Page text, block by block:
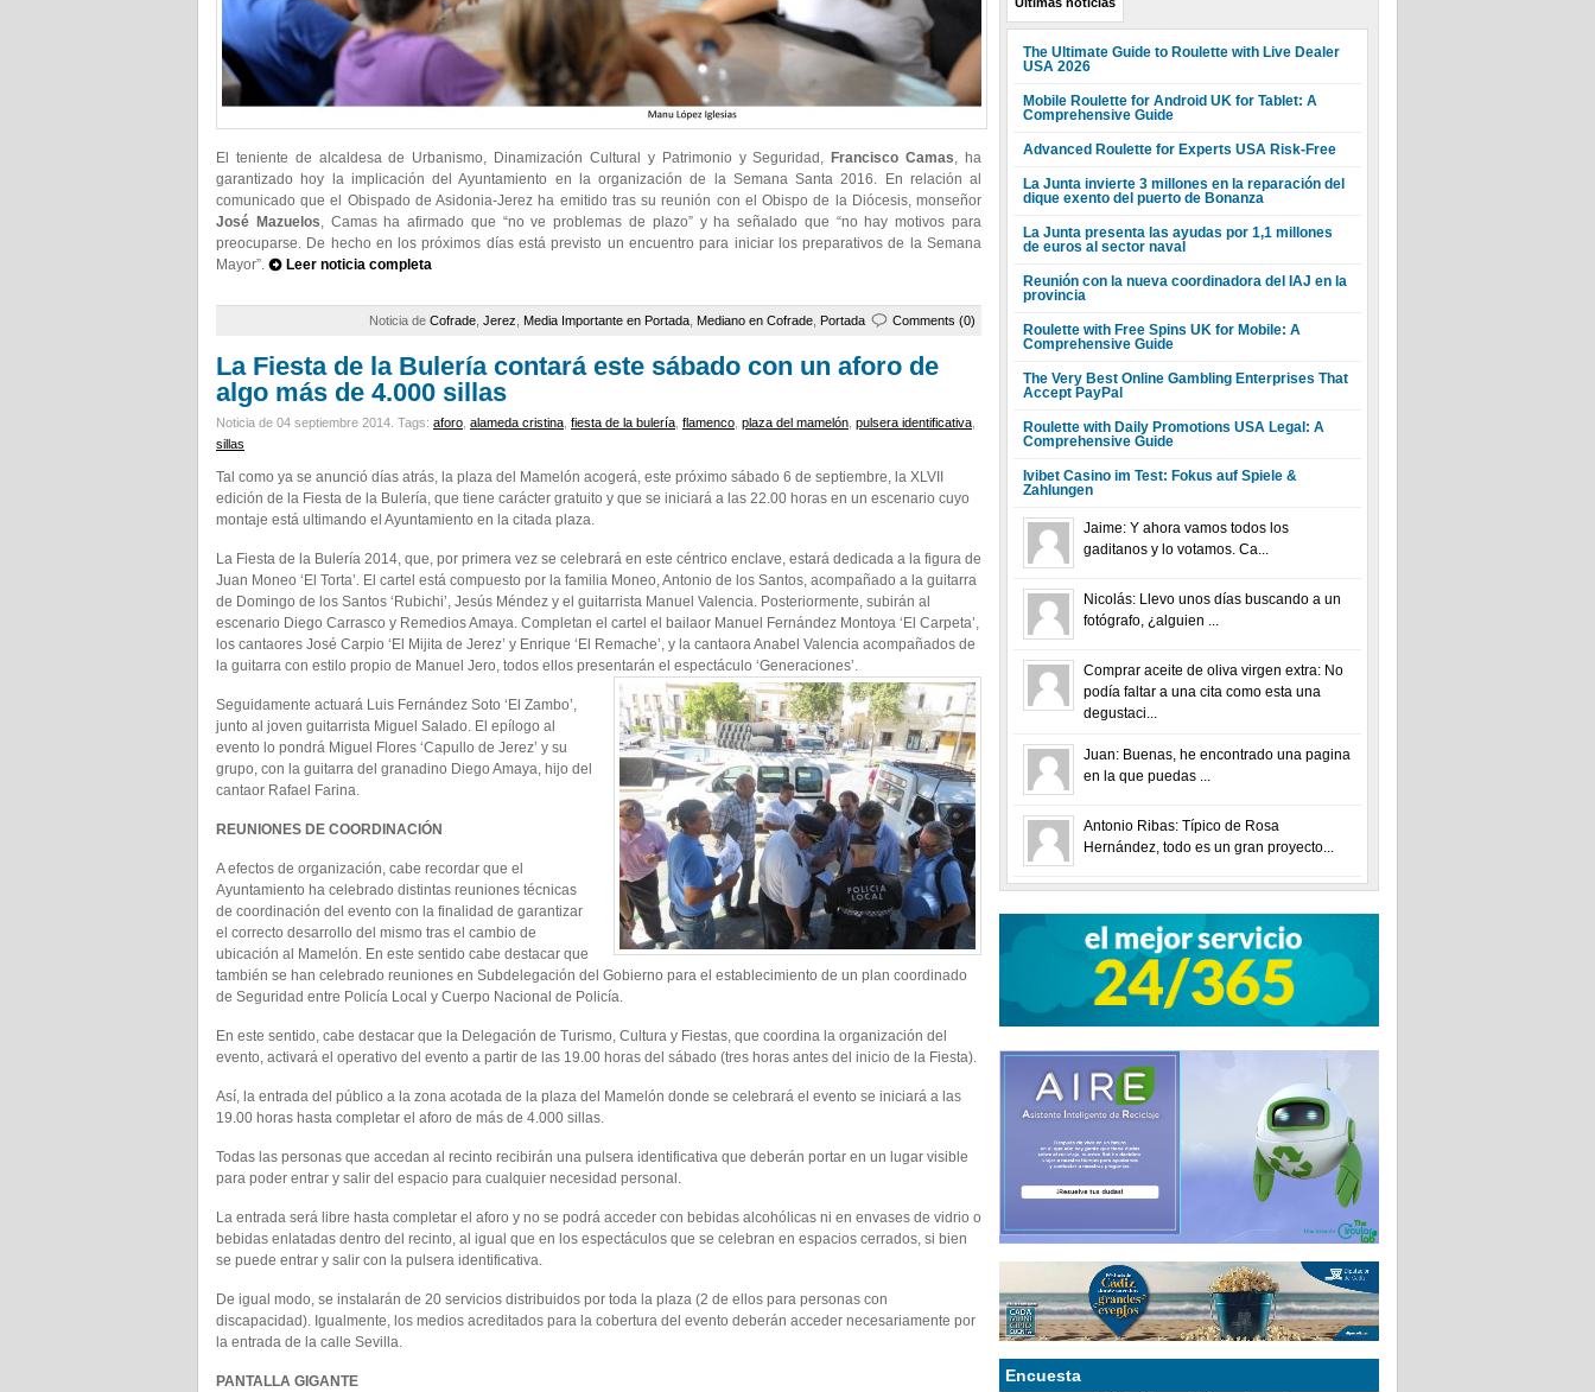
El teniente de alcaldesa de Urbanismo, Dinamización Cultural y Patrimonio y Seguridad, Francisco Camas, ha
garantizado hoy la implicación del Ayuntamiento en la organización de la Semana Santa 2016. En relación al
comunicado que el Obispado de Asidonia-Jerez ha emitido tras su reunión con el Obispo de la Diócesis, monseñor
José Mazuelos, Camas ha afirmado que “no ve problemas de plazo” y ha señalado que “no hay motivos para
preocuparse. De hecho en los próximos días está previsto un encuentro para iniciar los preparativos de la Semana
Mayor”.
Leer noticia completa
Noticia de Cofrade Jerez Media Importante en Portada Mediano en Cofrade Portada Comments (0)
La Fiesta de la Bulería contará este sábado con un aforo de
algo más de 4.000 sillas
Noticia de 04 septiembre 2014. Tags: aforo alameda cristina fiesta de la bulería flamenco plaza del mamelón pulsera identificativa
sillas
Tal como ya se anunció días atrás, la plaza del Mamelón acogerá, este próximo sábado 6 de septiembre, la XLVII
edición de la Fiesta de la Bulería, que tiene carácter gratuito y que se iniciará a las 22.00 horas en un escenario cuyo
montaje está ultimando el Ayuntamiento en la citada plaza.
La Fiesta de la Bulería 2014, que, por primera vez se celebrará en este céntrico enclave, estará dedicada a la figura de
Juan Moneo ‘El Torta’. El cartel está compuesto por la familia Moneo, Antonio de los Santos, acompañado a la guitarra
de Domingo de los Santos ‘Rubichi’, Jesús Méndez y el guitarrista Manuel Valencia. Posteriormente, subirán al
escenario Diego Carrasco y Remedios Amaya. Completan el cartel el bailaor Manuel Fernández Montoya ‘El Carpeta’,
los cantaores José Carpio ‘El Mijita de Jerez’ y Enrique ‘El Remache’, y la cantaora Anabel Valencia acompañados de
la guitarra con estilo propio de Manuel Jero, todos ellos presentarán el espectáculo ‘Generaciones’.
Seguidamente actuará Luis Fernández Soto ‘El Zambo’,
junto al joven guitarrista Miguel Salado. El epílogo al
evento lo pondrá Miguel Flores ‘Capullo de Jerez’ y su
grupo, con la guitarra del granadino Diego Amaya, hijo del
cantaor Rafael Farina.
REUNIONES DE COORDINACIÓN
A efectos de organización, cabe recordar que el
Ayuntamiento ha celebrado distintas reuniones técnicas
de coordinación del evento con la finalidad de garantizar
el correcto desarrollo del mismo tras el cambio de
ubicación al Mamelón. En este sentido cabe destacar que
también se han celebrado reuniones en Subdelegación del Gobierno para el establecimiento de un plan coordinado
de Seguridad entre Policía Local y Cuerpo Nacional de Policía.
En este sentido, cabe destacar que la Delegación de Turismo, Cultura y Fiestas, que coordina la organización del
evento, activará el operativo del evento a partir de las 19.00 horas del sábado (tres horas antes del inicio de la Fiesta).
Así, la entrada del público a la zona acotada de la plaza del Mamelón donde se celebrará el evento se iniciará a las
19.00 horas hasta completar el aforo de más de 4.000 sillas.
Todas las personas que accedan al recinto recibirán una pulsera identificativa que deberán portar en un lugar visible
para poder entrar y salir del espacio para cualquier necesidad personal.
La entrada será libre hasta completar el aforo y no se podrá acceder con bebidas alcohólicas ni en envases de vidrio o
bebidas enlatadas dentro del recinto, al igual que en los espectáculos que se celebran en espacios cerrados, si bien
se puede entrar y salir con la pulsera identificativa.
De igual modo, se instalarán de 20 servicios distribuidos por toda la plaza (2 de ellos para personas con
discapacidad). Igualmente, los medios acreditados para la cobertura del evento deberán acceder necesariamente por
la entrada de la calle Sevilla.
PANTALLA GIGANTE
The Ultimate Guide to Roulette with Live Dealer
USA 2026
Mobile Roulette for Android UK for Tablet: A
Comprehensive Guide
Advanced Roulette for Experts USA Risk-Free
La Junta invierte 3 millones en la reparación del
dique exento del puerto de Bonanza
La Junta presenta las ayudas por 1,1 millones
de euros al sector naval
Reunión con la nueva coordinadora del IAJ en la
provincia
Roulette with Free Spins UK for Mobile: A
Comprehensive Guide
The Very Best Online Gambling Enterprises That
Accept PayPal
Roulette with Daily Promotions USA Legal: A
Comprehensive Guide
Ivibet Casino im Test: Fokus auf Spiele &
Zahlungen
Jaime: Y ahora vamos todos los
gaditanos y lo votamos. Ca...
Nicolás: Llevo unos días buscando a un
fotógrafo, ¿alguien ...
Comprar aceite de oliva virgen extra: No
podía faltar a una cita como esta una
degustaci...
Juan: Buenas, he encontrado una pagina
en la que puedas ...
Antonio Ribas: Típico de Rosa
Hernández, todo es un gran proyecto...
Encuesta